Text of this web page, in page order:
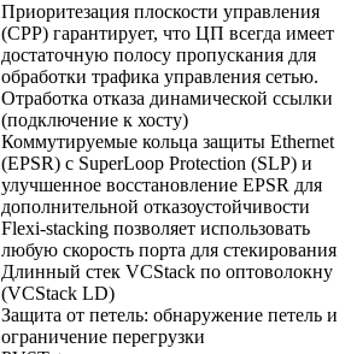
Приоритезация плоскости управления
(CPP) гарантирует, что ЦП всегда имеет
достаточную полосу пропускания для
обработки трафика управления сетью.
Отработка отказа динамической ссылки
(подключение к хосту)
Коммутируемые кольца защиты Ethernet
(EPSR) с SuperLoop Protection (SLP) и
улучшенное восстановление EPSR для
дополнительной отказоустойчивости
Flexi-stacking позволяет использовать
любую скорость порта для стекирования
Длинный стек VCStack по оптоволокну
(VCStack LD)
Защита от петель: обнаружение петель и
ограничение перегрузки